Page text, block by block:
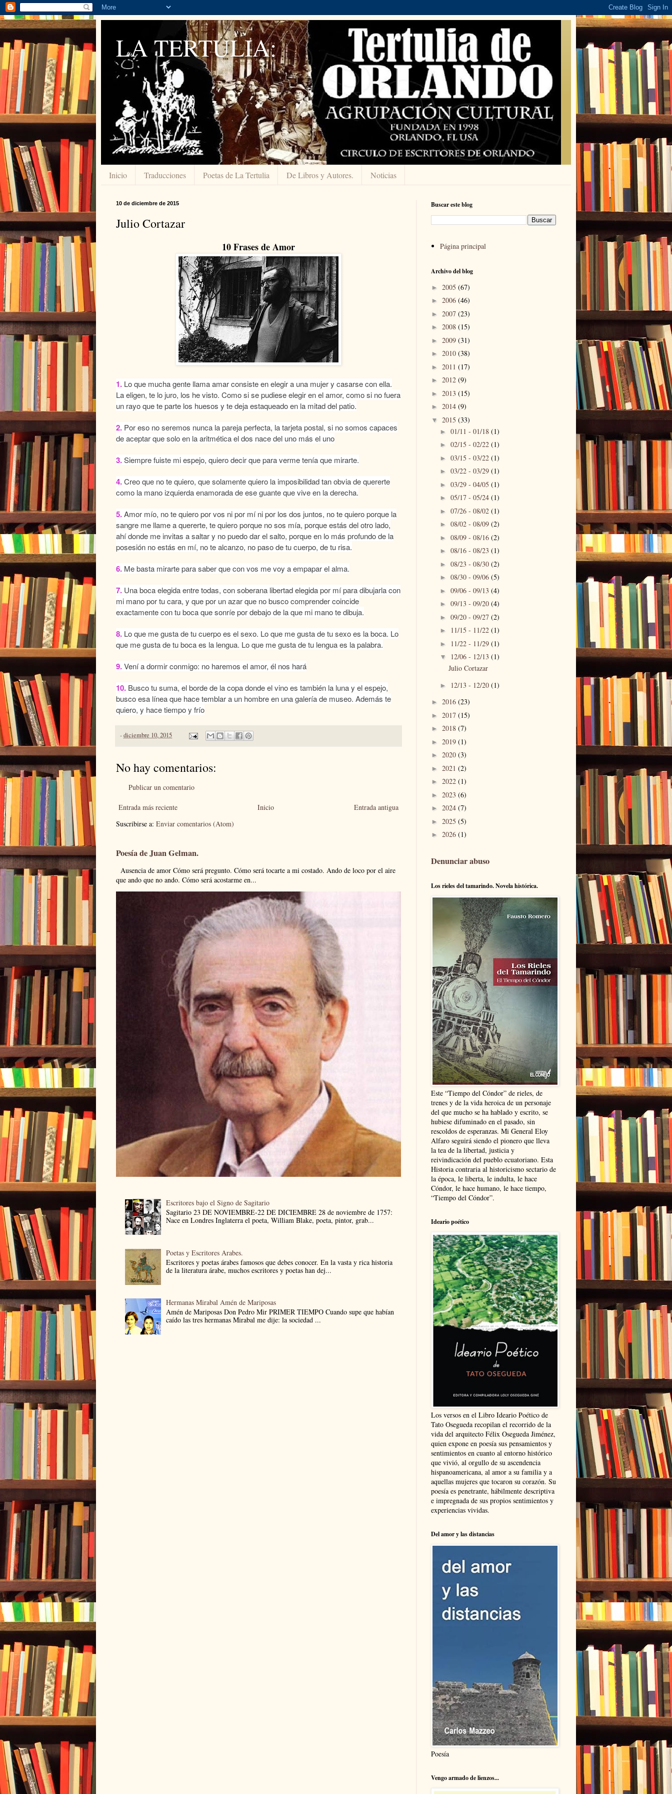
LA TERTULIA:
Inicio Traducciones Poetas de La Tertulia De Libros y Autores. Noticias
10 de diciembre de 2015
Julio Cortazar
10 Frases de Amor
1. Lo que mucha gente llama amar consiste en elegir a una mujer y casarse con ella.
La eligen, te lo juro, los he visto. Como si se pudiese elegir en el amor, como si no fuera
un rayo que te parte los huesos y te deja estaqueado en la mitad del patio.
2. Por eso no seremos nunca la pareja perfecta, la tarjeta postal, si no somos capaces
de aceptar que solo en la aritmética el dos nace del uno más el uno
3.Siempre fuiste mi espejo, quiero decir que para verme tenía que mirarte.
4.Creo que no te quiero, que solamente quiero la imposibilidad tan obvia de quererte
como la mano izquierda enamorada de ese guante que vive en la derecha.
5.Amor mío, no te quiero por vos ni por mí ni por los dos juntos, no te quiero porque la
sangre me llame a quererte, te quiero porque no sos mía, porque estás del otro lado,
ahí donde me invitas a saltar y no puedo dar el salto, porque en lo más profundo de la
posesión no estás en mí, no te alcanzo, no paso de tu cuerpo, de tu risa.
6. Me basta mirarte para saber que con vos me voy a empapar el alma.
7. Una boca elegida entre todas, con soberana libertad elegida por mí para dibujarla con
mi mano por tu cara, y que por un azar que no busco comprender coincide
exactamente con tu boca que sonríe por debajo de la que mi mano te dibuja.
8. Lo que me gusta de tu cuerpo es el sexo. Lo que me gusta de tu sexo es la boca. Lo
que me gusta de tu boca es la lengua. Lo que me gusta de tu lengua es la palabra.
9.Vení a dormir conmigo: no haremos el amor, él nos hará
10. Busco tu suma, el borde de la copa donde el vino es también la luna y el espejo,
busco esa línea que hace temblar a un hombre en una galería de museo. Además te
quiero, y hace tiempo y frío
-diciembre 10, 2015
No hay comentarios:
Publicar un comentario
Entrada más reciente Entrada antigua
Inicio
Suscribirse a: Enviar comentarios (Atom)
Poesía de Juan Gelman.
Ausencia de amor Cómo será pregunto. Cómo será tocarte a mi costado. Ando de loco por el aire
que ando que no ando. Cómo será acostarme en...
Escritores bajo el Signo de Sagitario
Sagitario 23 DE NOVIEMBRE-22 DE DICIEMBRE 28 de noviembre de 1757:
Nace en Londres Inglaterra el poeta, William Blake, poeta, pintor, grab...
Poetas y Escritores Arabes.
Escritores y poetas árabes famosos que debes conocer. En la vasta y rica historia
de la literatura árabe, muchos escritores y poetas han dej...
Hermanas Mirabal Amén de Mariposas
Amén de Mariposas Don Pedro Mir PRIMER TIEMPO Cuando supe que habían
caído las tres hermanas Mirabal me dije: la sociedad ...
Buscar este blog
Página principal
Archivo del blog
► 2005 (67)
► 2006 (46)
► 2007 (23)
► 2008 (15)
► 2009 (31)
► 2010 (38)
► 2011 (17)
► 2012 (9)
► 2013 (15)
► 2014 (9)
▼ 2015 (33)
► 01/11 - 01/18 (1)
► 02/15 - 02/22 (1)
► 03/15 - 03/22 (1)
► 03/22 - 03/29 (1)
► 03/29 - 04/05 (1)
► 05/17 - 05/24 (1)
► 07/26 - 08/02 (1)
► 08/02 - 08/09 (2)
► 08/09 - 08/16 (2)
► 08/16 - 08/23 (1)
► 08/23 - 08/30 (2)
► 08/30 - 09/06 (5)
► 09/06 - 09/13 (4)
► 09/13 - 09/20 (4)
► 09/20 - 09/27 (2)
► 11/15 - 11/22 (1)
► 11/22 - 11/29 (1)
▼ 12/06 - 12/13 (1)
Julio Cortazar
► 12/13 - 12/20 (1)
► 2016 (23)
► 2017 (15)
► 2018 (7)
► 2019 (1)
► 2020 (3)
► 2021 (2)
► 2022 (1)
► 2023 (6)
► 2024 (7)
► 2025 (5)
► 2026 (1)
Denunciar abuso
Los rieles del tamarindo. Novela histórica.
Este “Tiempo del Cóndor” de rieles, de
trenes y de la vida heroica de un personaje
del que mucho se ha hablado y escrito, se
hubiese difuminado en el pasado, sin
rescoldos de esperanzas. Mi General Eloy
Alfaro seguirá siendo el pionero que lleva
la tea de la libertad, justicia y
reivindicación del pueblo ecuatoriano. Esta
Historia contraria al historicismo sectario de
la época, le liberta, le indulta, le hace
Cóndor, le hace humano, le hace tiempo,
“Tiempo del Cóndor”.
Ideario poético
Los versos en el Libro Ideario Poético de
Tato Osegueda recopilan el recorrido de la
vida del arquitecto Félix Osegueda Jiménez,
quien expone en poesía sus pensamientos y
sentimientos en cuanto al entorno histórico
que vivió, al orgullo de su ascendencia
hispanoamericana, al amor a su familia y a
aquellas mujeres que tocaron su corazón. Su
poesía es penetrante, hábilmente descriptiva
e impregnada de sus propios sentimientos y
experiencias vividas.
Del amor y las distancias
Poesía
Vengo armado de lienzos...